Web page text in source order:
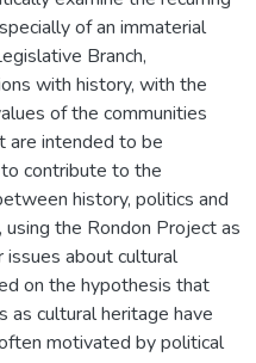
of an immaterial
Branch,
with history, with the
of the communities
are intended to be
contribute to the
history, politics and
the Rondon Project as
about cultural
on the hypothesis that
cultural heritage have
motivated by political